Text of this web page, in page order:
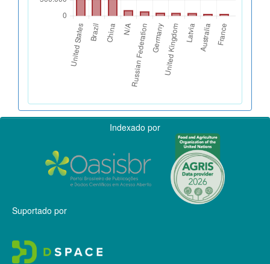
Indexado por
Suportado por